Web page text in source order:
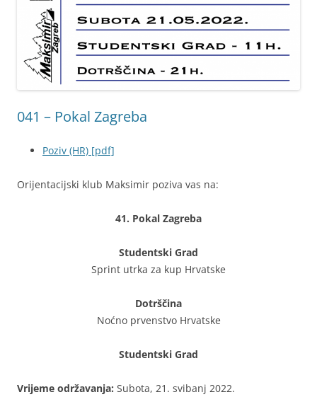
041 – Pokal Zagreba
Poziv (HR) [pdf]
Orijentacijski klub Maksimir poziva vas na:
41. Pokal Zagreba
Studentski Grad
Sprint utrka za kup Hrvatske
Dotrščina
Noćno prvenstvo Hrvatske
Studentski Grad
Vrijeme održavanja: Subota, 21. svibanj 2022.